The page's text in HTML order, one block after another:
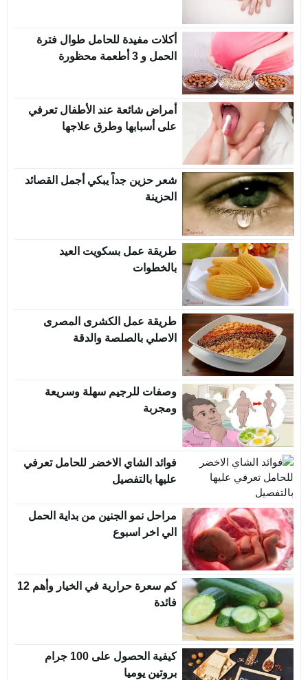
أكلات مفيدة للحامل طوال فترة
الحمل و 3 أطعمة محظورة
أمراض شائعة عند الأطفال تعرفي
على أسبابها وطرق علاجها
شعر حزين جداً يبكي أجمل القصائد
الحزينة
طريقة عمل بسكويت العيد
بالخطوات
طريقة عمل الكشرى المصرى
الاصلي بالصلصة والدقة
وصفات للرجيم سهلة وسريعة
ومجربة
فوائد الشاي الاخضر للحامل تعرفي
عليها بالتفصيل
مراحل نمو الجنين من بداية الحمل
الي اخر اسبوع
كم سعرة حرارية في الخيار وأهم 12
فائدة
كيفية الحصول على 100 جرام
بروتين يوميا